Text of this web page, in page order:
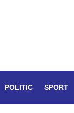
POLITIC SPORT